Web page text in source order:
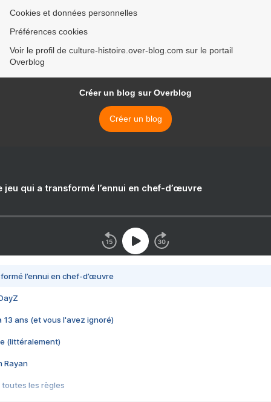
Cookies et données personnelles
Préférences cookies
Voir le profil de culture-histoire.over-blog.com sur le portail
Overblog
Créer un blog sur Overblog
Créer un blog
jeu qui a transformé l’ennui en chef-d’œuvre
l’ennui en chef-d’œuvre
13 ans (et vous l'avez ignoré)
(littéralement)
Rayan
toutes les règles